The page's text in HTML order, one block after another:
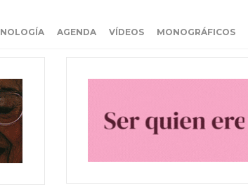
AGENDA VÍDEOS MONOGRÁFICOS